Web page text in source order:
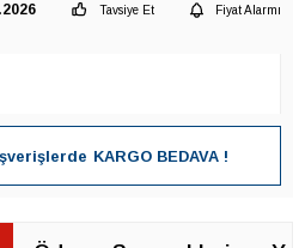
Tavsiye Et
Fiyat Alarmı
KARGO BEDAVA !